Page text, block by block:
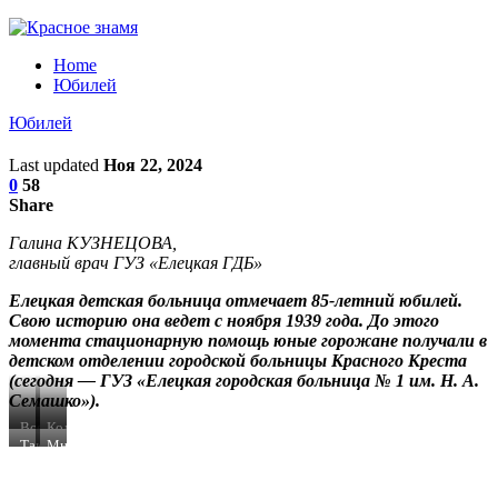
Home
Юбилей
Юбилей
Last updated Ноя 22, 2024
0 58
Share
Галина КУЗНЕЦОВА,
главный врач ГУЗ «Елецкая ГДБ»
Елецкая детская больница отмечает 85-летний юбилей.
Свою историю она ведет с ноября 1939 года. До этого
момента стационарную помощь юные горожане получали в
детском отделении городской больницы Красного Креста
(сегодня — ГУЗ «Елецкая городская больница № 1 им. Н. А.
Семашко»).
Все
фото
Коллектив
детской
Так Многие